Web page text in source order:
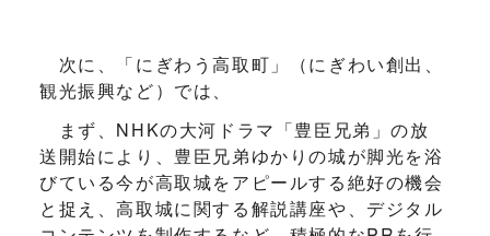
次に、「にぎわう高取町」（にぎわい創出、
観光振興など）では、
まず、NHKの大河ドラマ「豊臣兄弟」の放
送開始により、豊臣兄弟ゆかりの城が脚光を浴
びている今が高取城をアピールする絶好の機会
と捉え、高取城に関する解説講座や、デジタル